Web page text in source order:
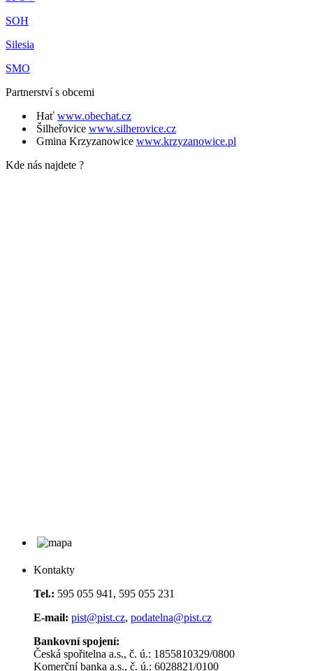
SOH
Silesia
SMO
Partnerství s obcemi
Hať www.obechat.cz
Šilheřovice www.silherovice.cz
Gmina Krzyzanowice www.krzyzanowice.pl
Kde nás najdete ?
Kontakty
Tel.: 595 055 941, 595 055 231
E-mail: pist@pist.cz, podatelna@pist.cz
Bankovní spojení:
Česká spořitelna a.s., č. ú.: 1855810329/0800
Komerční banka a.s., č. ú.: 6028821/0100